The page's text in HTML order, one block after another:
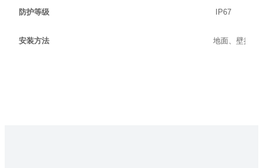
防护等级 IP67
安装方法 地面、壁挂、